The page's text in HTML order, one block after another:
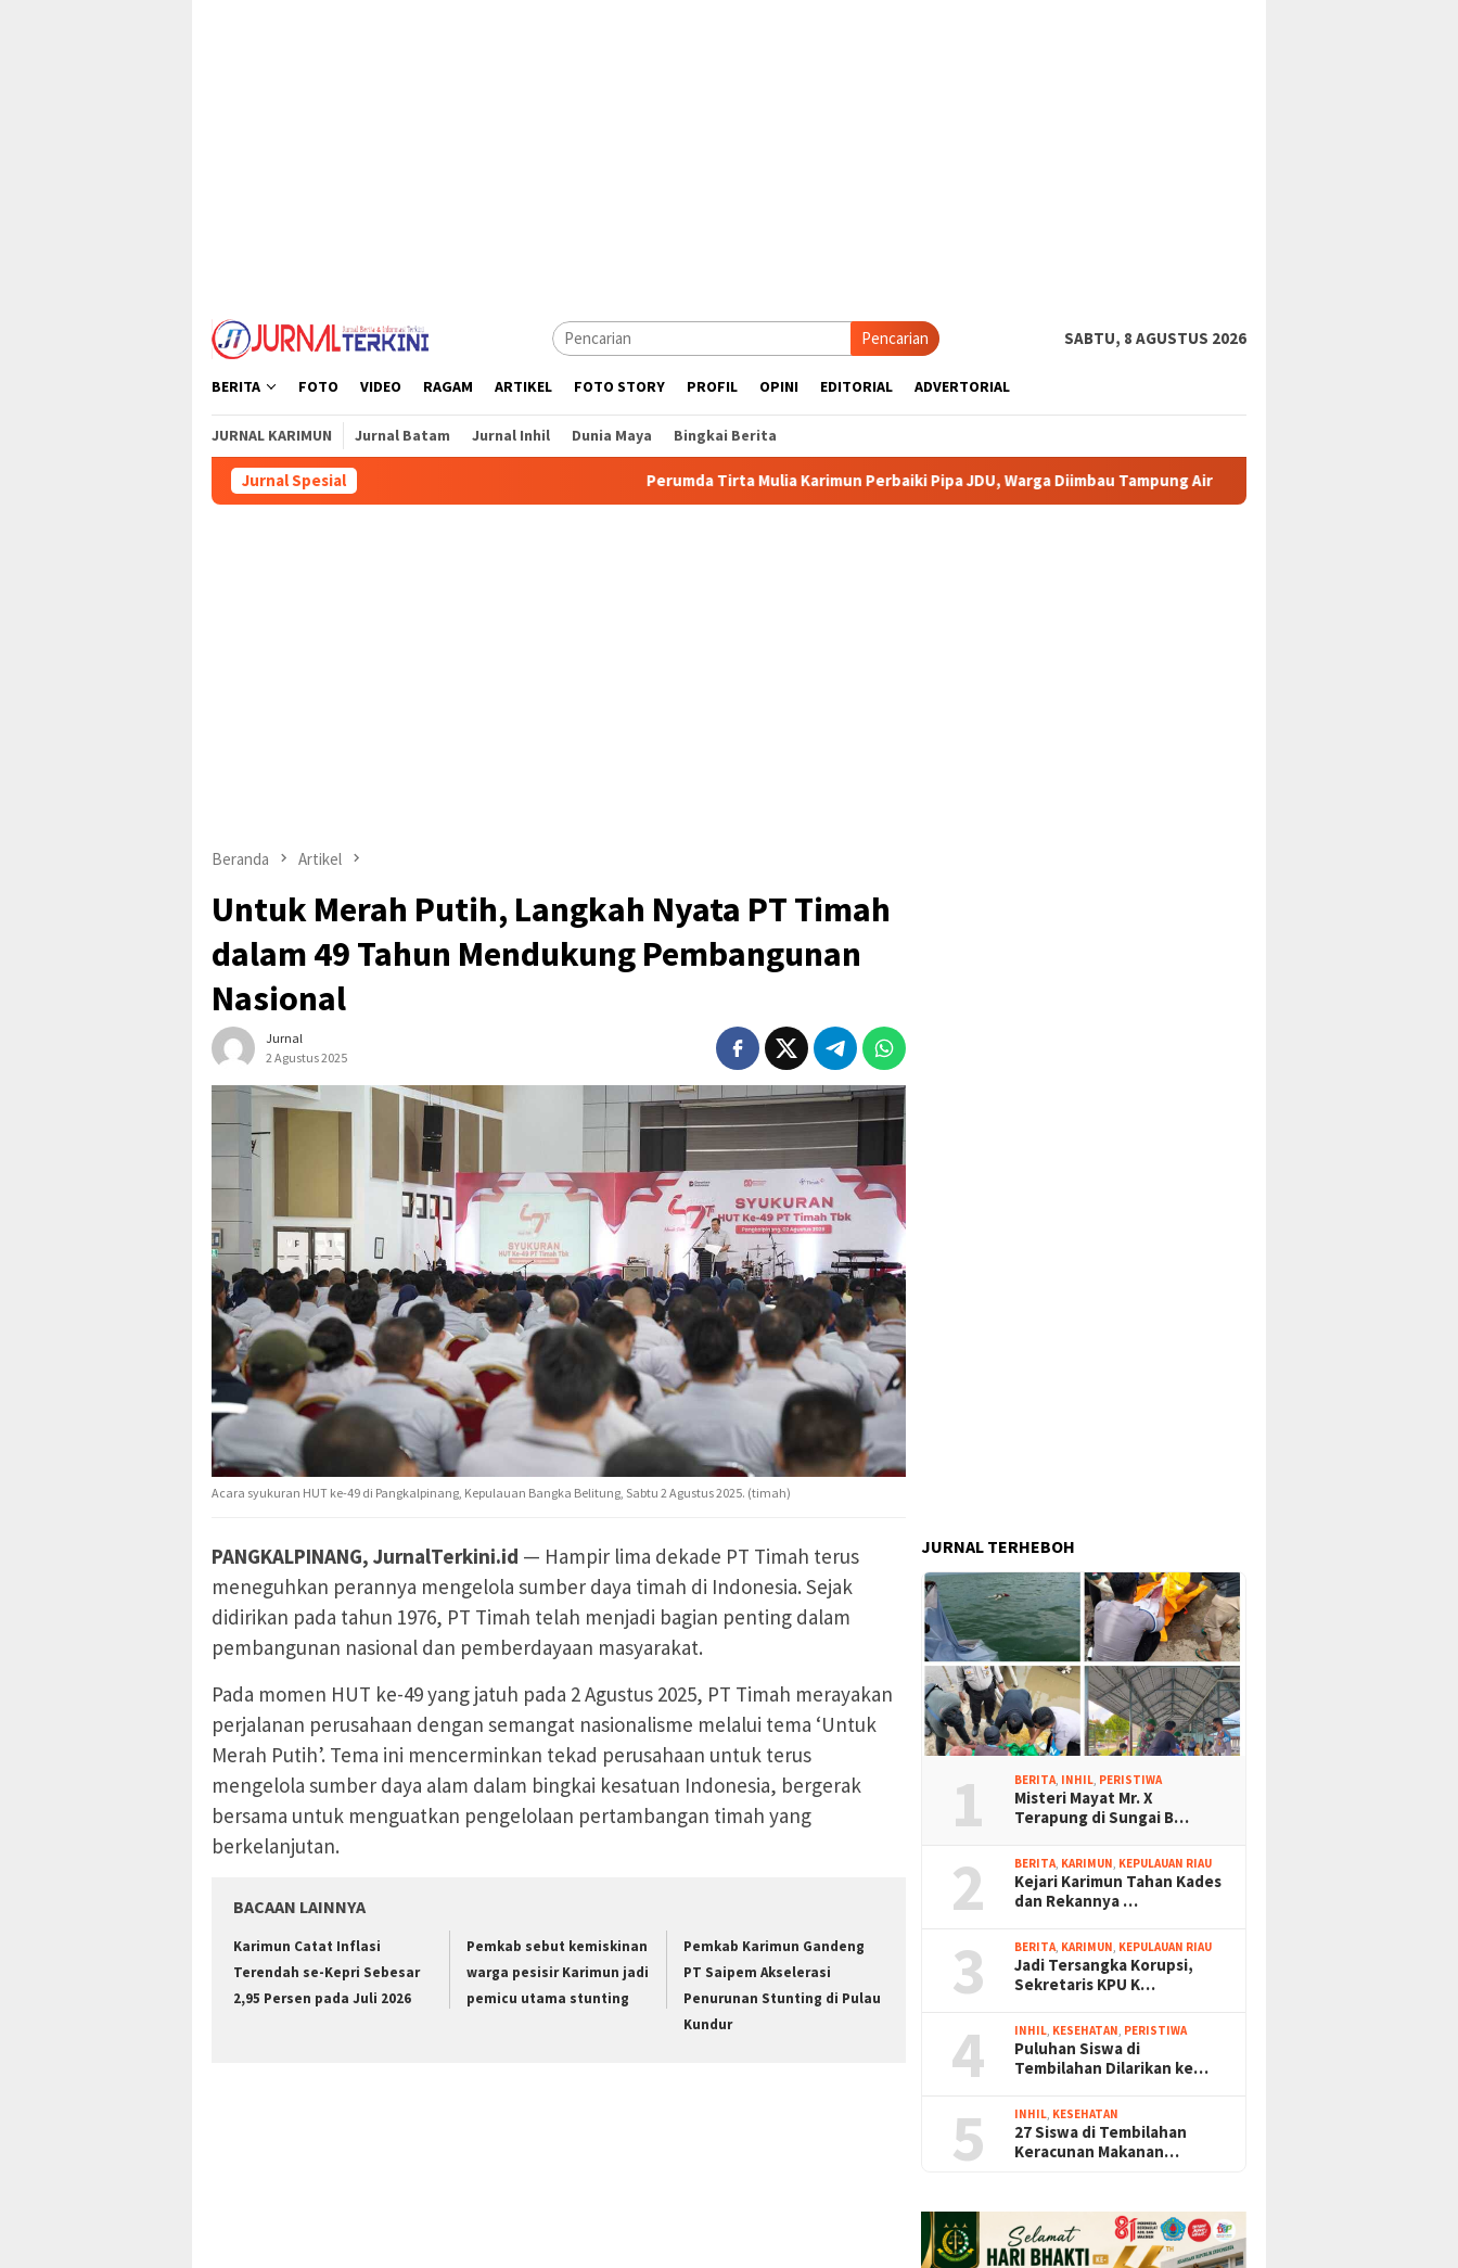
Pencarian SABTU, 8 AGUSTUS 2026
BERITA FOTO VIDEO RAGAM ARTIKEL FOTO STORY PROFIL OPINI EDITORIAL ADVERTORIAL
JURNAL KARIMUN Jurnal Batam Jurnal Inhil Dunia Maya Bingkai Berita
Jurnal Spesial Perumda Tirta Mulia Karimun Perbaiki Pipa JDU, Warga Diimbau Tampung Air Pemkab Karimun minta warga tidak
Beranda Artikel
Untuk Merah Putih, Langkah Nyata PT Timah
dalam 49 Tahun Mendukung Pembangunan
Nasional
Jurnal
2 Agustus 2025
Acara syukuran HUT ke-49 di Pangkalpinang, Kepulauan Bangka Belitung, Sabtu 2 Agustus 2025. (timah)
PANGKALPINANG, JurnalTerkini.id — Hampir lima dekade PT Timah terus
meneguhkan perannya mengelola sumber daya timah di Indonesia. Sejak
didirikan pada tahun 1976, PT Timah telah menjadi bagian penting dalam
pembangunan nasional dan pemberdayaan masyarakat.
Pada momen HUT ke-49 yang jatuh pada 2 Agustus 2025, PT Timah merayakan
perjalanan perusahaan dengan semangat nasionalisme melalui tema ‘Untuk
Merah Putih’. Tema ini mencerminkan tekad perusahaan untuk terus
mengelola sumber daya alam dalam bingkai kesatuan Indonesia, bergerak
bersama untuk menguatkan pengelolaan pertambangan timah yang
berkelanjutan.
BACAAN LAINNYA
Karimun Catat Inflasi
Terendah se-Kepri Sebesar
2,95 Persen pada Juli 2026
Pemkab sebut kemiskinan
warga pesisir Karimun jadi
pemicu utama stunting
Pemkab Karimun Gandeng
PT Saipem Akselerasi
Penurunan Stunting di Pulau
Kundur
JURNAL TERHEBOH
1 BERITA INHIL PERISTIWA
Misteri Mayat Mr. X
Terapung di Sungai B…
2 BERITA KARIMUN KEPULAUAN RIAU
Kejari Karimun Tahan Kades
dan Rekannya …
3 BERITA KARIMUN KEPULAUAN RIAU
Jadi Tersangka Korupsi,
Sekretaris KPU K…
4 INHIL KESEHATAN PERISTIWA
Puluhan Siswa di
Tembilahan Dilarikan ke…
5 INHIL KESEHATAN
27 Siswa di Tembilahan
Keracunan Makanan…